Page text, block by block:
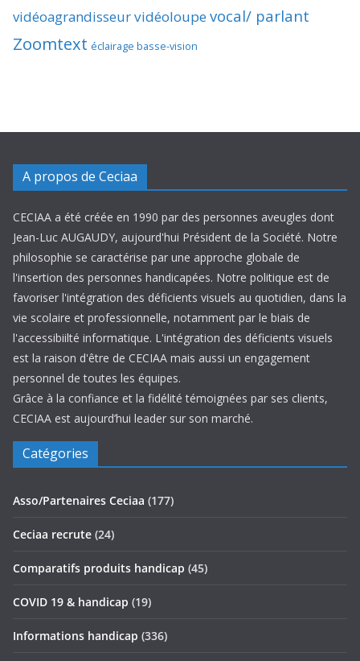
vidéoagrandisseurvidéoloupevocal/ parlant
Zoomtext éclairage basse-vision
A propos de Ceciaa
CECIAA a été créée en 1990 par des personnes aveugles dont
Jean-Luc AUGAUDY, aujourd'hui Président de la Société. Notre
philosophie se caractérise par une approche globale de
l'insertion des personnes handicapées. Notre politique est de
favoriser l'intégration des déficients visuels au quotidien, dans la
vie scolaire et professionnelle, notamment par le biais de
l'accessibiilté informatique. L'intégration des déficients visuels
est la raison d'être de CECIAA mais aussi un engagement
personnel de toutes les équipes.
Grâce à la confiance et la fidélité témoignées par ses clients,
CECIAA est aujourd’hui leader sur son marché.
Catégories
Asso/Partenaires Ceciaa (177)
Ceciaa recrute (24)
Comparatifs produits handicap (45)
COVID 19 & handicap (19)
Informations handicap (336)